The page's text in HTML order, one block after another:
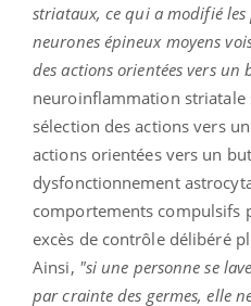
striataux, ce qui a modifié
neurones épineux moyens
des actions orientées vers un
neuroinflammation striatale
sélection des actions vers
actions orientées vers un
dysfonctionnement
comportements compulsifs
excès de contrôle délibéré
Ainsi, "si une personne se
par crainte des germes, elle